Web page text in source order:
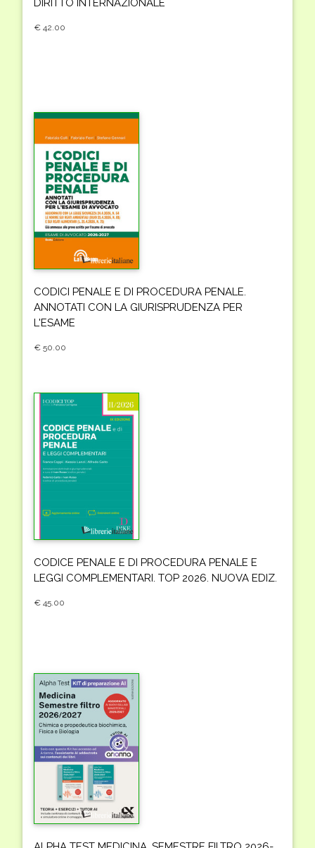
DIRITTO INTERNAZIONALE
€ 42.00
CODICI PENALE E DI PROCEDURA PENALE.
ANNOTATI CON LA GIURISPRUDENZA PER
L'ESAME
€ 50.00
CODICE PENALE E DI PROCEDURA PENALE E
LEGGI COMPLEMENTARI. TOP 2026. NUOVA EDIZ.
€ 45.00